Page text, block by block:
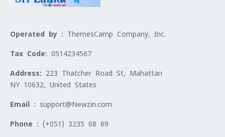
Operated by : ThemesCamp Company, Inc.
Tax Code: 0514234567
Address: 223 Thatcher Road St, Mahattan
NY 10632, United States
Email : support@Newzin.com
Phone : (+051) 3235 68 69